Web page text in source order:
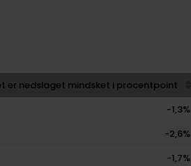
order
er nedslaget mindsket i procentpoint
Sort table by Så meget er
-1,3%
-2,6%
-1,7%